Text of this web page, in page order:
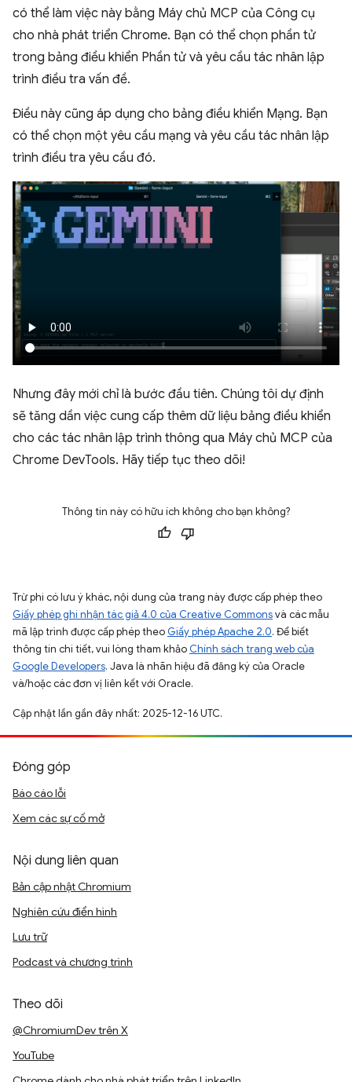
có thể làm việc này bằng Máy chủ MCP của Công cụ
cho nhà phát triển Chrome. Bạn có thể chọn phần tử
trong bảng điều khiển Phần tử và yêu cầu tác nhân lập
trình điều tra vấn đề.
Điều này cũng áp dụng cho bảng điều khiển Mạng. Bạn
có thể chọn một yêu cầu mạng và yêu cầu tác nhân lập
trình điều tra yêu cầu đó.
Nhưng đây mới chỉ là bước đầu tiên. Chúng tôi dự định
sẽ tăng dần việc cung cấp thêm dữ liệu bảng điều khiển
cho các tác nhân lập trình thông qua Máy chủ MCP của
Chrome DevTools. Hãy tiếp tục theo dõi!
Thông tin này có hữu ích không cho bạn không?
Trừ phi có lưu ý khác, nội dung của trang này được cấp phép theo
Giấy phép ghi nhận tác giả 4.0 của Creative Commonsvà các mẫu
mã lập trình được cấp phép theo Giấy phép Apache 2.0. Để biết
thông tin chi tiết, vui lòng tham khảo Chính sách trang web của
Google Developers. Java là nhãn hiệu đã đăng ký của Oracle
và/hoặc các đơn vị liên kết với Oracle.
Cập nhật lần gần đây nhất: 2025-12-16 UTC.
Đóng góp
Báo cáo lỗi
Xem các sự cố mở
Nội dung liên quan
Bản cập nhật Chromium
Nghiên cứu điển hình
Lưu trữ
Podcast và chương trình
Theo dõi
@ChromiumDev trên X
YouTube